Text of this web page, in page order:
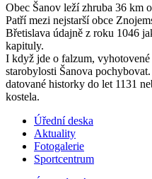
Obec Šanov leží zhruba 36 km
Patří mezi nejstarší obce
Břetislava údajně z roku 1046
kapituly.
I když jde o falzum, vyhotovené
starobylosti Šanova
datované historky do let 1131
kostela.
Úřední deska
Aktuality
Fotogalerie
Sportcentrum